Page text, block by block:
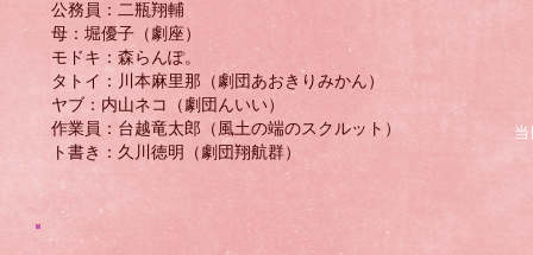
公務員：二瓶翔輔
母：堀優子（劇座）
モドキ：森らんぽ。
タトイ：川本麻里那（劇団あおきりみかん）
ヤブ：内山ネコ（劇団んいい）
作業員：台越竜太郎（風土の端のスクルット）
ト書き：久川徳明（劇団翔航群）